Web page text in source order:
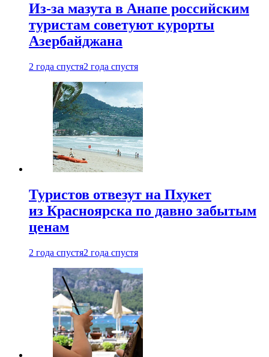
Из-за мазута в Анапе российским
туристам советуют курорты
Азербайджана
2 года спустя2 года спустя
Туристов отвезут на Пхукет
из Красноярска по давно забытым
ценам
2 года спустя2 года спустя